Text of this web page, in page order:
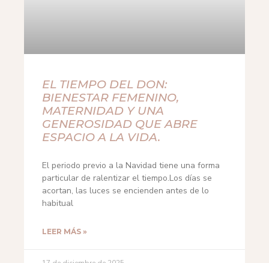
EL TIEMPO DEL DON:
BIENESTAR FEMENINO,
MATERNIDAD Y UNA
GENEROSIDAD QUE ABRE
ESPACIO A LA VIDA.
El periodo previo a la Navidad tiene una forma
particular de ralentizar el tiempo.Los días se
acortan, las luces se encienden antes de lo
habitual
LEER MÁS »